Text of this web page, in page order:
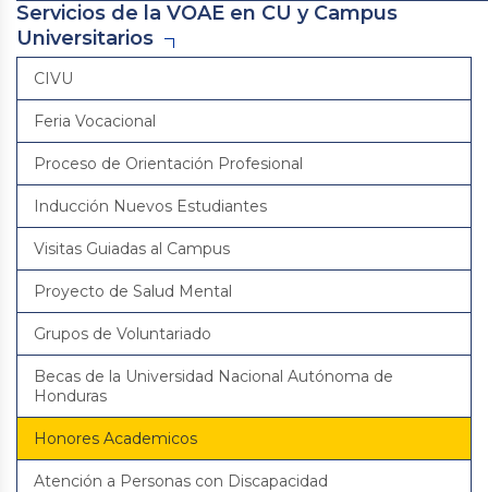
Servicios de la VOAE en CU y Campus
Universitarios
CIVU
Feria Vocacional
Proceso de Orientación Profesional
Inducción Nuevos Estudiantes
Visitas Guiadas al Campus
Proyecto de Salud Mental
Grupos de Voluntariado
Becas de la Universidad Nacional Autónoma de
Honduras
Honores Academicos
Atención a Personas con Discapacidad